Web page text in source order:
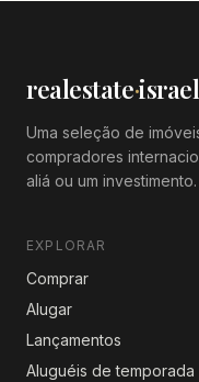
realestate·israel
Uma seleção de
compradores
aliá ou um investimento.
EXPLORAR
Comprar
Alugar
Lançamentos
Aluguéis de temporada